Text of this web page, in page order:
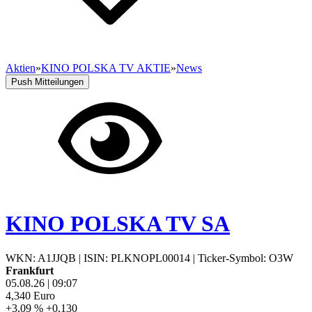
Aktien»KINO POLSKA TV AKTIE»News
Push Mitteilungen
KINO POLSKA TV SA
WKN: A1JJQB | ISIN: PLKNOPL00014 | Ticker-Symbol: O3W
Frankfurt
05.08.26 | 09:07
4,340 Euro
+3,09 % +0,130